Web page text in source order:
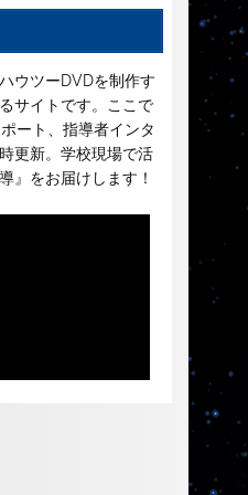
ウツーDVDを制作す
サイトです。ここで
ート、指導者インタ
更新。学校現場で活
』をお届けします！